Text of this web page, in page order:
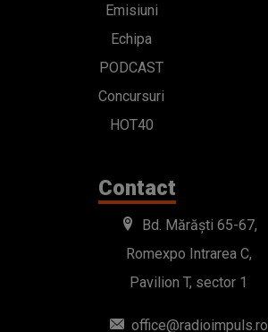
Emisiuni
Echipa
PODCAST
Concursuri
HOT40
Contact
Bd. Mărăști 65-67,
Romexpo Intrarea C,
Pavilion T, sector 1
office@radioimpuls.ro